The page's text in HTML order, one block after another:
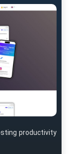
productivity